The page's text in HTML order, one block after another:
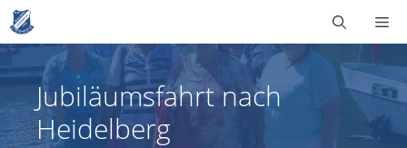
Zum
Inhalt
springen
Jubiläumsfahrt nach
Heidelberg